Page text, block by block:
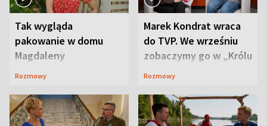
Tak wygląda
pakowanie w domu
Magdaleny
Waligórskiej-Lisieckiej.
Rozmowy
Marek Kondrat wraca
do TVP. We wrześniu
zobaczymy go w „Królu
Maciusiu I”
Rozmowy